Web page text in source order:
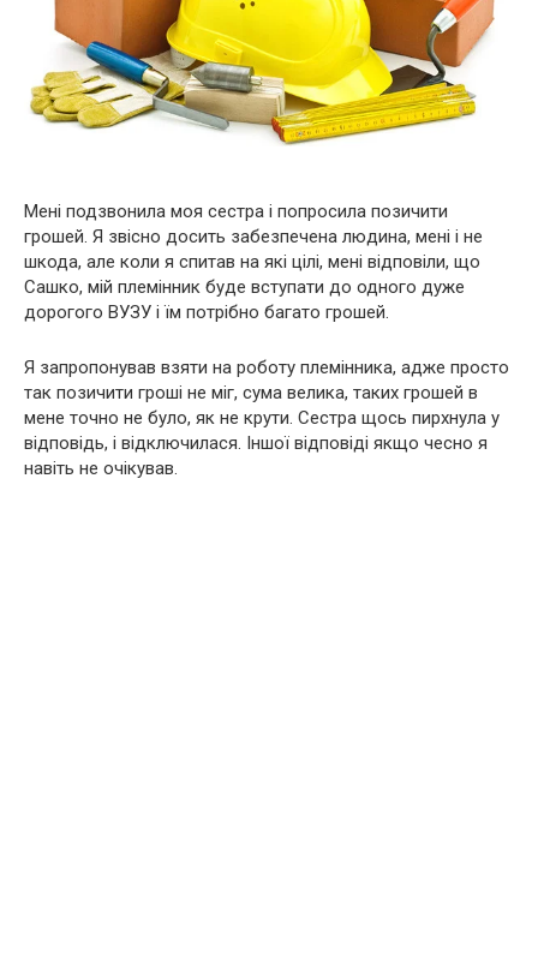
Мені подзвонила моя сестра і попросила позичити
грошей. Я звісно досить забезпечена людина, мені і не
шкода, але коли я спитав на які цілі, мені відповіли, що
Сашко, мій племінник буде вступати до одного дуже
дорогого ВУЗУ і їм потрібно багато грошей.
Я запропонував взяти на роботу племінника, адже просто
так позичити гроші не міг, сума велика, таких грошей в
мене точно не було, як не крути. Сестра щось пирхнула у
відповідь, і відключилася. Іншої відповіді якщо чесно я
навіть не очікував.